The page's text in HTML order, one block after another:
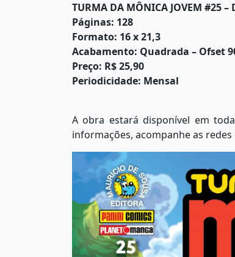
TURMA DA MÔNICA JOVEM #25 –
Páginas: 128
Formato: 16 x 21,3
Acabamento: Quadrada – Ofset
Preço: R$ 25,90
Periodicidade: Mensal
A obra estará disponível em
informações, acompanhe as redes